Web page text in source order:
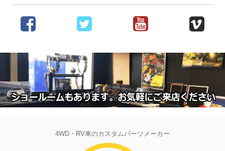
4WD・RV車のカスタムパーツメーカー